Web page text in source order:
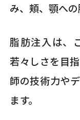
み、頬、顎への
脂肪注入は、
若々しさを目
師の技術力や
ます。